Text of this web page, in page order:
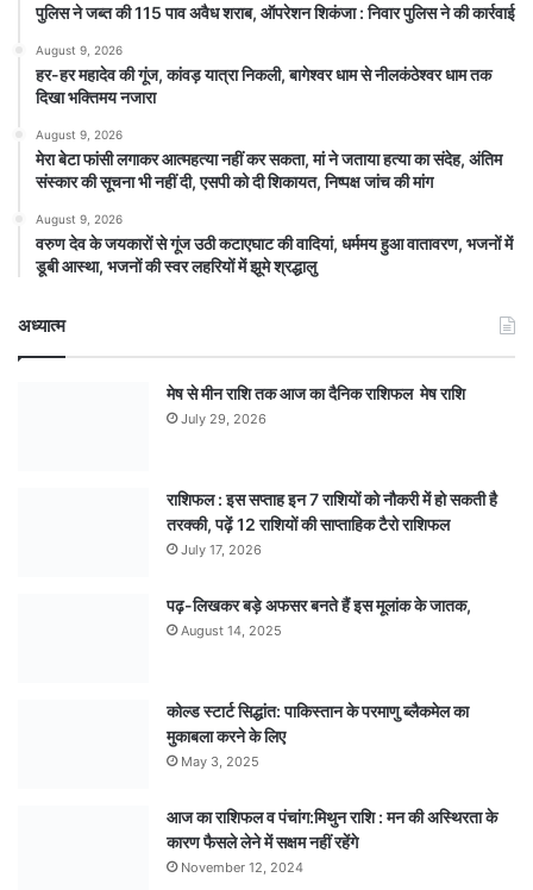
पुलिस ने जब्त की 115 पाव अवैध शराब, ऑपरेशन शिकंजा : निवार पुलिस ने की कार्रवाई
August 9, 2026
हर-हर महादेव की गूंज, कांवड़ यात्रा निकली, बागेश्वर धाम से नीलकंठेश्वर धाम तक
दिखा भक्तिमय नजारा
August 9, 2026
मेरा बेटा फांसी लगाकर आत्महत्या नहीं कर सकता, मां ने जताया हत्या का संदेह, अंतिम
संस्कार की सूचना भी नहीं दी, एसपी को दी शिकायत, निष्पक्ष जांच की मांग
August 9, 2026
वरुण देव के जयकारों से गूंज उठी कटाएघाट की वादियां, धर्ममय हुआ वातावरण, भजनों में
डूबी आस्था, भजनों की स्वर लहरियों में झूमे श्रद्धालु
अध्यात्म
मेष से मीन राशि तक आज का दैनिक राशिफल मेष राशि
July 29, 2026
राशिफल : इस सप्ताह इन 7 राशियों को नौकरी में हो सकती है
तरक्की, पढ़ें 12 राशियों की साप्ताहिक टैरो राशिफल
July 17, 2026
पढ़-लिखकर बड़े अफसर बनते हैं इस मूलांक के जातक,
August 14, 2025
कोल्ड स्टार्ट सिद्धांत: पाकिस्तान के परमाणु ब्लैकमेल का
मुकाबला करने के लिए
May 3, 2025
आज का राशिफल व पंचांग:मिथुन राशि : मन की अस्थिरता के
कारण फैसले लेने में सक्षम नहीं रहेंगे
November 12, 2024